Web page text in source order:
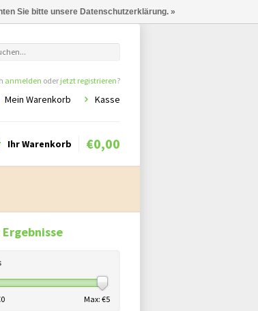
anmelden oder jetzt registrieren?
Mein Warenkorb Kasse
Ihr Warenkorb €0,00
0 Max: €5
Sie bitte unsere Datenschutzerklärung. »